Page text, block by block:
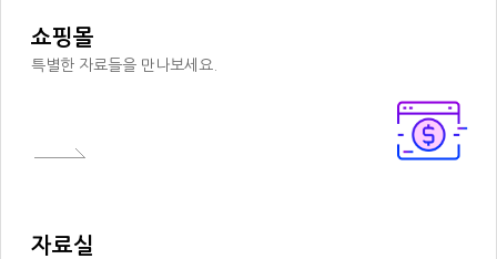
쇼핑몰
특별한 자료들을 만나보세요.
자료실